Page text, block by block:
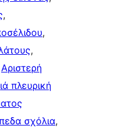
Αριστερή
πλευρική
σχόλια